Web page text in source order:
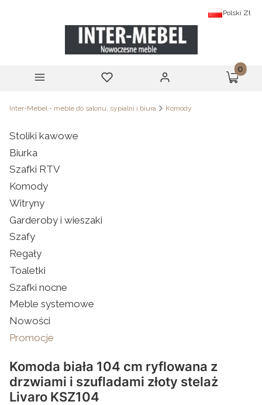
Polski Zł
Menu Ulubione Zaloguj się Koszyk
Inter-Mebel - meble do salonu, sypialni i biura Komody
Stoliki kawowe
Biurka
Szafki RTV
Komody
Witryny
Garderoby i wieszaki
Szafy
Regały
Toaletki
Szafki nocne
Meble systemowe
Nowości
Promocje
Komoda biała 104 cm ryflowana z
drzwiami i szufladami złoty stelaż
Livaro KSZ104